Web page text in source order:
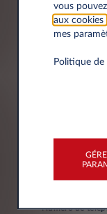
Numéro de
vous
aux cookies
mes
Politique
GÉRER MES